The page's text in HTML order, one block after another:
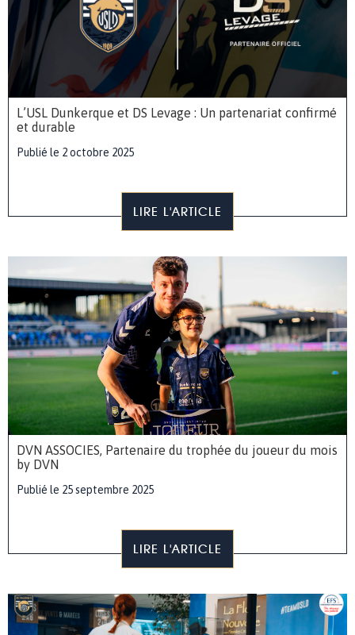
L’USL Dunkerque et DS Levage : Un partenariat confirmé
et durable
Publié le 2 octobre 2025
LIRE L'ARTICLE
DVN ASSOCIES, Partenaire du trophée du joueur du mois
by DVN
Publié le 25 septembre 2025
LIRE L'ARTICLE